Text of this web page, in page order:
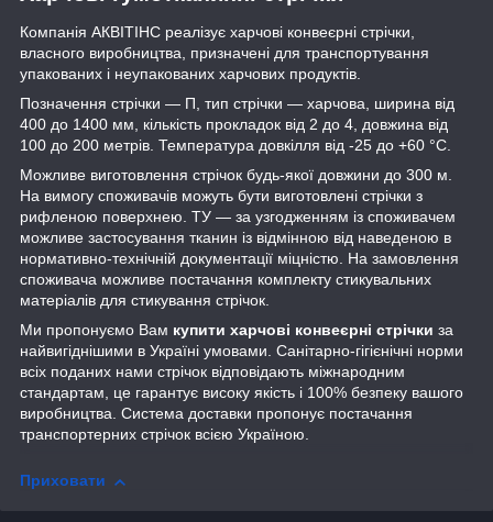
Компанія АКВІТІНС реалізує харчові конвеєрні стрічки,
власного виробництва, призначені для транспортування
упакованих і неупакованих харчових продуктів.
Позначення стрічки — П, тип стрічки — харчова, ширина від
400 до 1400 мм, кількість прокладок від 2 до 4, довжина від
100 до 200 метрів. Температура довкілля від -25 до +60 °C.
Можливе виготовлення стрічок будь-якої довжини до 300 м.
На вимогу споживачів можуть бути виготовлені стрічки з
рифленою поверхнею. ТУ — за узгодженням із споживачем
можливе застосування тканин із відмінною від наведеною в
нормативно-технічній документації міцністю. На замовлення
споживача можливе постачання комплекту стикувальних
матеріалів для стикування стрічок.
Ми пропонуємо Вам купити харчові конвеєрні стрічки за
найвигіднішими в Україні умовами. Санітарно-гігієнічні норми
всіх поданих нами стрічок відповідають міжнародним
стандартам, це гарантує високу якість і 100% безпеку вашого
виробництва. Система доставки пропонує постачання
транспортерних стрічок всією Україною.
Приховати